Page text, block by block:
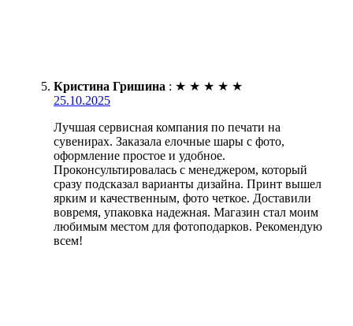
Кристина Гришина : ★ ★ ★ ★ ★
25.10.2025
Лучшая сервисная компания по печати на
сувенирах. Заказала елочные шары с фото,
оформление простое и удобное.
Проконсультировалась с менеджером, который
сразу подсказал варианты дизайна. Принт вышел
ярким и качественным, фото четкое. Доставили
вовремя, упаковка надежная. Магазин стал моим
любимым местом для фотоподарков. Рекомендую
всем!